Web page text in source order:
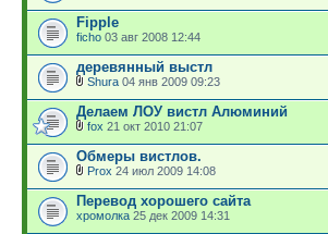
Fipple
ficho 03 авг 2008 12:44
деревянный выстл
Shura 04 янв 2009 09:23
Делаем ЛОУ вистл Алюминий
fox 21 окт 2010 21:07
Обмеры вистлов.
Prox 24 июл 2009 14:08
Перевод хорошего сайта
хромолка 25 дек 2009 14:31